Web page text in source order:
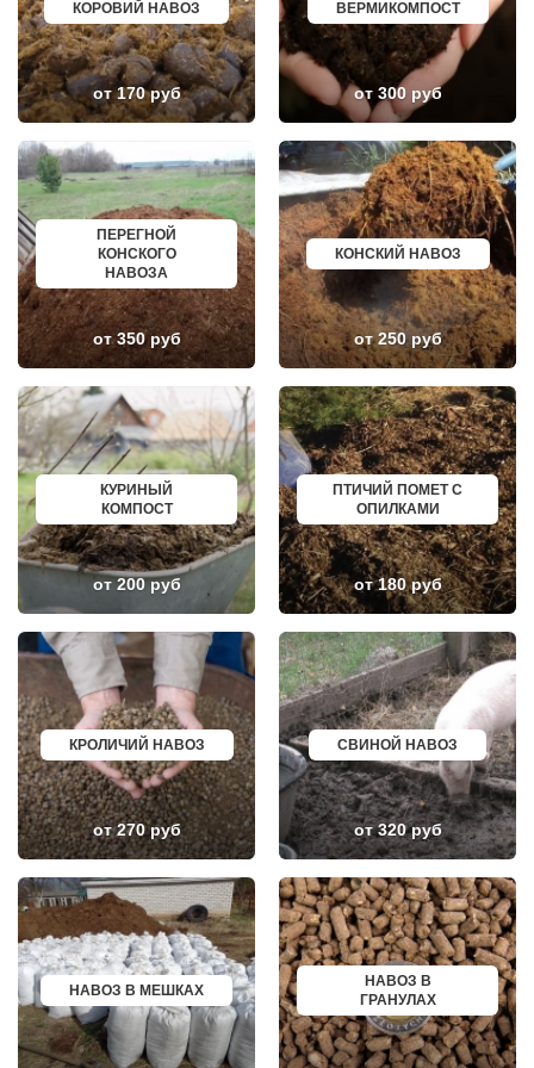
КЛИН
КЛЯЗЬМА
КНУТОВО
КОЖИНО
КОКОШКИНО
КОЛЮБАКИНО
КОММУНАРКА
КОНСТАНТИНОВО
КОРЕНЕВО
КОРОЛЕВ
КОСИНО
КОТЕЛЬНИКИ
КРАСКОВО
КРАСНАЯ ПАХРА
КРАСНОАРМЕЙСК
КРАСНОГОРСК
КРАСНОЗАВОДСК
КРАСНОЗНАМЕНСК
КРАТОВО
КРЮКОВО
КУБИНКА
КУПАВНА
КУРОВСКОЕ
ЛЕСНОЙ
ЛЕТОВО
ЛИКИНО-ДУЛЕВО
ЛОБАНОВО
ЛОБНЯ
ЛОПАТИНСКИЙ
ЛОСИНО-ПЕТРОВСКИЙ
ЛОТОШИНО
ЛУХОВИЦЫ
ЛЫТКАРИНО
ЛЬВОВСКИЙ
ЛЮБЕРЦЫ
ЛЮБУЧАНЫ
МАЛАХОВКА
МАЛИНО
МАМЫРИ
МАРФИНО
МЕНДЕЛЕЕВО
МЕШКОВО
МЕЩЕРИНО
МИШЕРОНСКИЙ
МОЖАЙСК
МОЛОДЕЖНЫЙ
МОЛОКОВО
МОНИНО
МОСКОВСКИЙ
МУХАНОВО
МЫТИЩИ
НАРО-ФОМИНСК
НАХАБИНО
ЕЛАБУГА
ЕЛЕЦ
ПАВЛОВО
КИСЛОВОДСК
КРОПОТКИН
УСОЛЬЕ
НИЖНЕВАРТОВСК
КОРЕНОВСК
ПИОНЕРСКИЙ
КИРИШИ
САРОВ
ЧАПАЕВСК
АЛЕКСИН
БЕЛОРЕЧЕНСК
БОЛЬШОЙ КАМЕНЬ
КИРЖАЧ
ПРИОЗЕРСК
САЛЬСК
ТОБОЛЬСК
ВОТКИНСК
КИЗЛЯР
БЕРДСК
НЕФТЕЮГАНСК
ВОЛХОВ
САЛАВАТ
СОСНОВЫЙ БОР
РЕВДА
ГАГАРИН
ПОЧИНОК
ГУСЕВ
КАНАШ
КУРГАНИНСК
ДИМИТРОВГРАД
СИМ
МАЛОЯРОСЛАВЕЦ
МАРИИНСК
МИНУСИНСК
ВЕРХНЯЯ ПЫШМА
РОССОШЬ
УСТЬ ЛАБИНСК
КОМСОМОЛЬСК
РЖЕВ
АЛЕКСЕЕВКА
ВЯЗЬМА
ПОКРОВ
ЗЕЛЕНОДОЛЬСК
ЛИВНЫ
БОБРОВ
ЛИСКИ
КУЗНЕЦК
БАЛАШОВ
ВЫШНИЙ ВОЛОЧЕК
БЕЛОЯРСКИЙ
ГУСЬ ХРУСТАЛЬНЫЙ
КОРОВИЙ НАВОЗ
от 170 руб
ВЕРМИКОМПОСТ
от 300 руб
ПЕРЕГНОЙ
КОНСКОГО
НАВОЗА
от 350 руб
КОНСКИЙ НАВОЗ
от 250 руб
КУРИНЫЙ
КОМПОСТ
от 200 руб
ПТИЧИЙ ПОМЕТ С
ОПИЛКАМИ
от 180 руб
КРОЛИЧИЙ НАВОЗ
от 270 руб
СВИНОЙ НАВОЗ
от 320 руб
НАВОЗ В МЕШКАХ
НАВОЗ В
ГРАНУЛАХ